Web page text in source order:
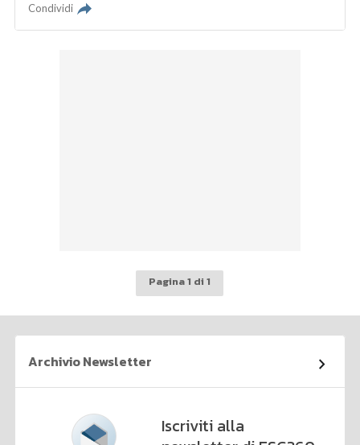
Condividi
Pagina 1 di 1
Archivio Newsletter
Iscriviti alla